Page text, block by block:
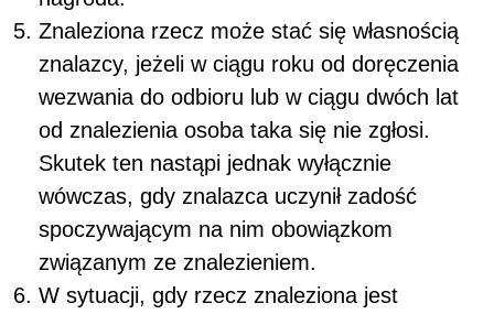
Znaleziona rzecz może stać się własnością
znalazcy, jeżeli w ciągu roku od doręczenia
wezwania do odbioru lub w ciągu dwóch lat
od znalezienia osoba taka się nie zgłosi.
Skutek ten nastąpi jednak wyłącznie
wówczas, gdy znalazca uczynił zadość
spoczywającym na nim obowiązkom
związanym ze znalezieniem.
W sytuacji, gdy rzecz znaleziona jest